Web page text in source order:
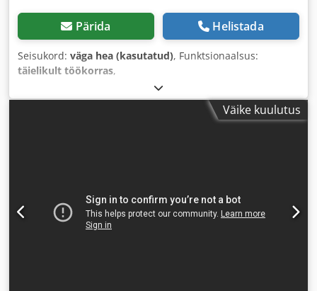
Pärida Helistada
Seisukord: väga hea (kasutatud), Funktsionaalsus:
täielikult töökorras,
Väike kuulutus